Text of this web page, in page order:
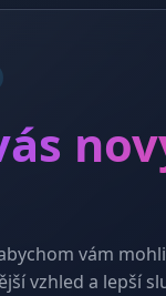
vám
vzhled a lepší